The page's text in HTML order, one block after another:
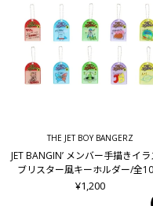
THE JET BOY BANGERZ
JET BANGIN’ メンバー手描きイラ
ブリスター風キーホルダー/全
¥1,200